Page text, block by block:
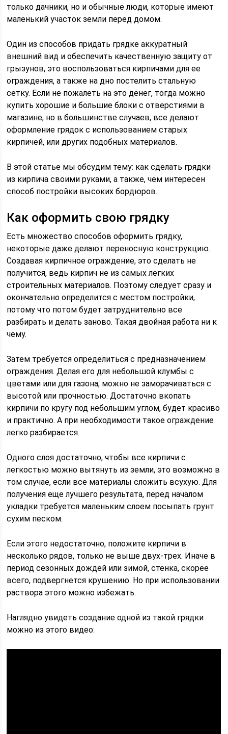
только дачники, но и обычные люди, которые имеют
маленький участок земли перед домом.
Один из способов придать грядке аккуратный
внешний вид и обеспечить качественную защиту от
грызунов, это воспользоваться кирпичами для ее
ограждения, а также на дно постелить стальную
сетку. Если не пожалеть на это денег, тогда можно
купить хорошие и большие блоки с отверстиями в
магазине, но в большинстве случаев, все делают
оформление грядок с использованием старых
кирпичей, или других подобных материалов.
В этой статье мы обсудим тему: как сделать грядки
из кирпича своими руками, а также, чем интересен
способ постройки высоких бордюров.
Как оформить свою грядку
Есть множество способов оформить грядку,
некоторые даже делают переносную конструкцию.
Создавая кирпичное ограждение, это сделать не
получится, ведь кирпич не из самых легких
строительных материалов. Поэтому следует сразу и
окончательно определится с местом постройки,
потому что потом будет затруднительно все
разбирать и делать заново. Такая двойная работа ни к
чему.
Затем требуется определиться с предназначением
ограждения. Делая его для небольшой клумбы с
цветами или для газона, можно не заморачиваться с
высотой или прочностью. Достаточно вкопать
кирпичи по кругу под небольшим углом, будет красиво
и практично. А при необходимости такое ограждение
легко разбирается.
Одного слоя достаточно, чтобы все кирпичи с
легкостью можно вытянуть из земли, это возможно в
том случае, если все материалы сложить всухую. Для
получения еще лучшего результата, перед началом
укладки требуется маленьким слоем посыпать грунт
сухим песком.
Если этого недостаточно, положите кирпичи в
несколько рядов, только не выше двух-трех. Иначе в
период сезонных дождей или зимой, стенка, скорее
всего, подвергнется крушению. Но при использовании
раствора этого можно избежать.
Наглядно увидеть создание одной из такой грядки
можно из этого видео: